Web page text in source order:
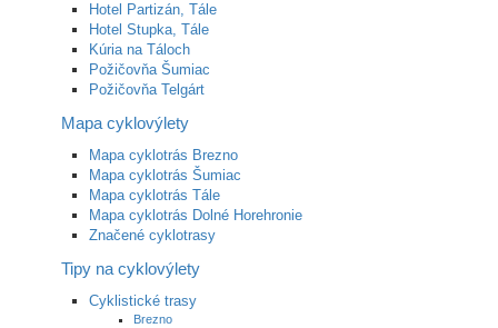
Hotel Partizán, Tále
Hotel Stupka, Tále
Kúria na Táloch
Požičovňa Šumiac
Požičovňa Telgárt
Mapa cyklovýlety
Mapa cyklotrás Brezno
Mapa cyklotrás Šumiac
Mapa cyklotrás Tále
Mapa cyklotrás Dolné Horehronie
Značené cyklotrasy
Tipy na cyklovýlety
Cyklistické trasy
Brezno